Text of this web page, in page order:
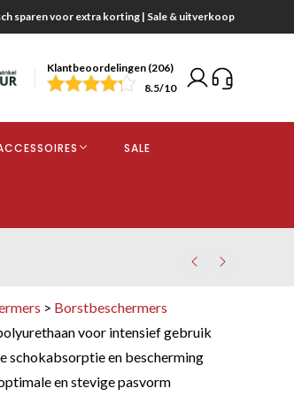
sparen voor extra korting | Sale & uitverkoop
Klantbeoordelingen (206)
8.5/10
SALE
> Borstbeschermers
voor intensief gebruik
schokabsorptie en bescherming
en stevige pasvorm